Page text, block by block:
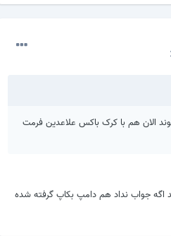
الان هم با کرک باکس علاعدین فرمت
اگه جواب نداد هم دامپ بکاپ گرفته شده